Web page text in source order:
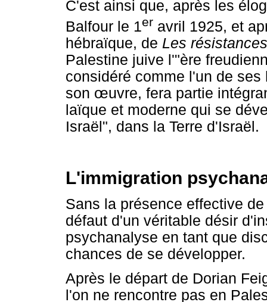
C'est ainsi que, après les
Balfour le 1er avril 1925, et
hébraïque, de Les
Palestine juive l'"ère
considéré comme l'un de
son œuvre, fera partie
laïque et moderne qui se
Israël", dans la Terre d'Israël.
L'immigration
Sans la présence effective
défaut d'un véritable désir
psychanalyse en tant que
chances de se développer.
Après le départ de Dorian
l'on ne rencontre pas en